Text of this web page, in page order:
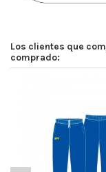
Los clientes que
comprado: